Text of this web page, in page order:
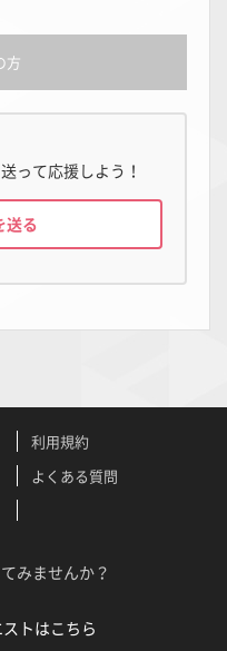
方
って応援しよう！
送る
トはこちら
利用規約
よくある質問
みませんか？